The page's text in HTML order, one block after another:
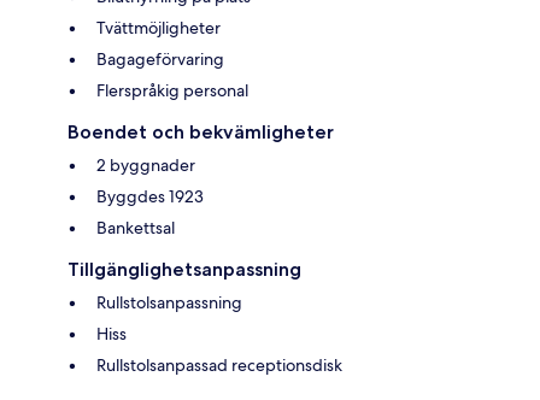
Tvättmöjligheter
Bagageförvaring
Flerspråkig personal
Boendet och bekvämligheter
2 byggnader
Byggdes 1923
Bankettsal
Tillgänglighetsanpassning
Rullstolsanpassning
Hiss
Rullstolsanpassad receptionsdisk